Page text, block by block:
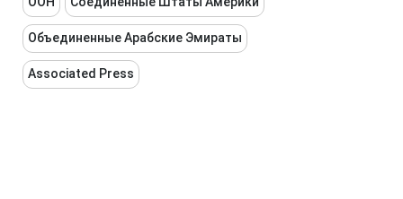
Объединенные Арабские Эмираты
Associated Press